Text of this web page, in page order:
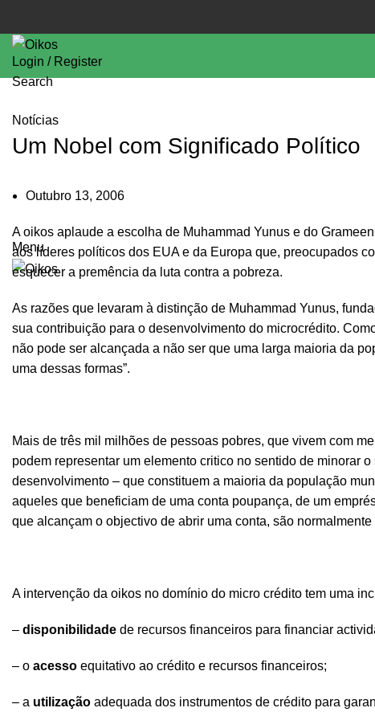
Login / Register
Search
Menu
Notícias
Um Nobel com Significado Político
Outubro 13, 2006
A oikos aplaude a escolha de Muhammad Yunus e do
aos líderes políticos dos EUA e da Europa que, preocupados
esquecer a premência da luta contra a pobreza.
As razões que levaram à distinção de Muhammad Yunus,
sua contribuição para o desenvolvimento do microcrédito.
não pode ser alcançada a não ser que uma larga maioria da
uma dessas formas”.
Mais de três mil milhões de pessoas pobres, que vivem com
podem representar um elemento critico no sentido de minorar
desenvolvimento – que constituem a maioria da população
aqueles que beneficiam de uma conta poupança, de um
que alcançam o objectivo de abrir uma conta, são
A intervenção da oikos no domínio do micro crédito tem uma
– disponibilidade de recursos financeiros para financiar
– o acesso equitativo ao crédito e recursos financeiros;
– a utilização adequada dos instrumentos de crédito para